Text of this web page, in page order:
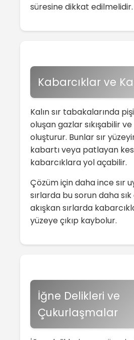
süresine dikkat edilmelidir.
Kabarcıklar ve
Kalın sır tabakalarında
oluşan gazlar sıkışabilir
oluşturur. Bunlar sır
kabartı veya patlayan
kabarcıklara yol açabilir.
Çözüm için daha ince sır
sırlarda bu sorun daha
akışkan sırlarda
yüzeye çıkıp kaybolur.
İğne Delikleri ve
Çukurlaşmalar